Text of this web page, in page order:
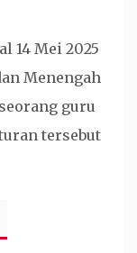
14 Mei 2025
Menengah
guru
tersebut